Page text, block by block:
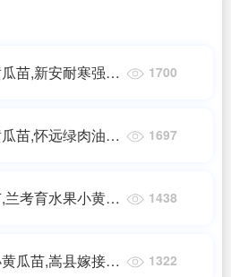
苗,新安耐寒强雌
1700
苗,怀远绿肉油亮
1697
考育水果小黄瓜
1438
瓜苗,嵩县嫁接黄
1322